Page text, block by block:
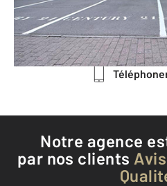
Envoyer
Notre agence
par nos clients